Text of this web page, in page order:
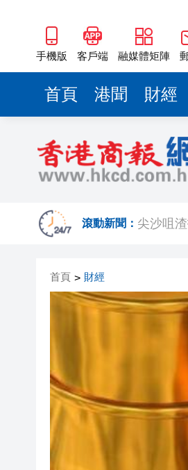
手機版 客戶端 融媒體矩陣
首頁 港聞 財經
滾動新聞： 尖沙咀
蕭敬騰
【來論
攜逾3
一如互
首頁 > 財經